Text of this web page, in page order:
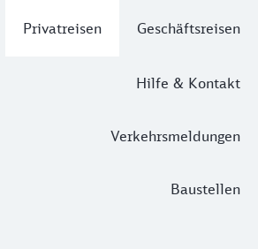
Privatreisen Geschäftsreisen
Hilfe & Kontakt
Verkehrsmeldungen
Baustellen